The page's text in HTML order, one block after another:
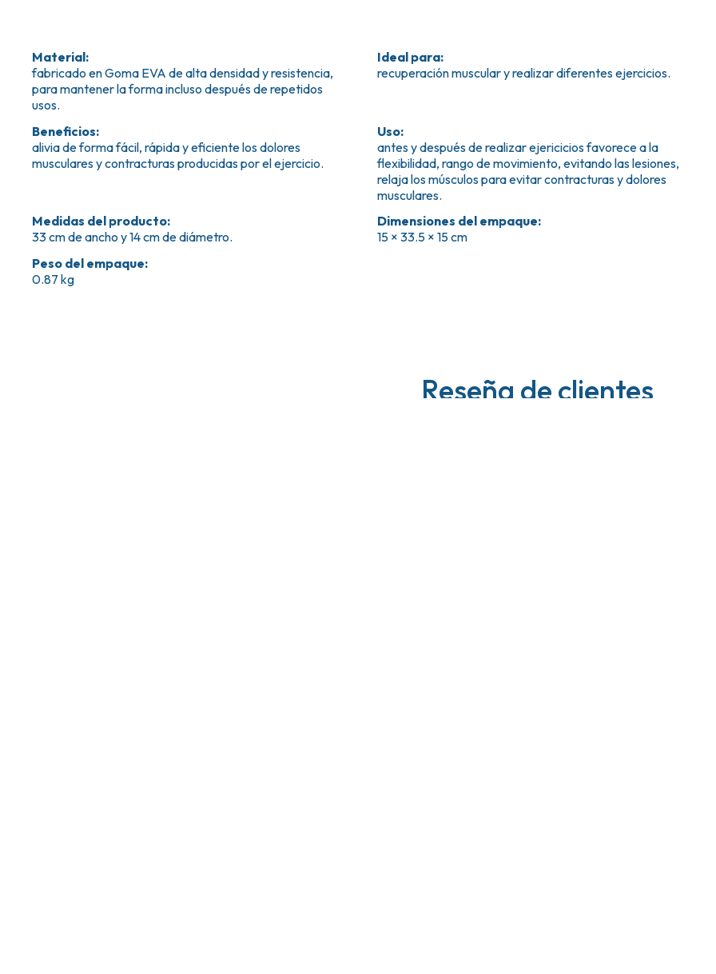
Material:
fabricado en Goma EVA de alta densidad y resistencia,
para mantener la forma incluso después de repetidos
usos.
Ideal para:
recuperación muscular y realizar diferentes ejercicios.
Beneficios:
alivia de forma fácil, rápida y eficiente los dolores
musculares y contracturas producidas por el ejercicio.
Uso:
antes y después de realizar ejericicios favorece a la
flexibilidad, rango de movimiento, evitando las lesiones,
relaja los músculos para evitar contracturas y dolores
musculares.
Medidas del producto:
33 cm de ancho y 14 cm de diámetro.
Dimensiones del empaque:
15 × 33.5 × 15 cm
Peso del empaque:
0.87 kg
Reseña de clientes